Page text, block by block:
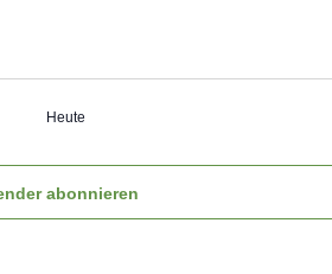
Heute
abonnieren